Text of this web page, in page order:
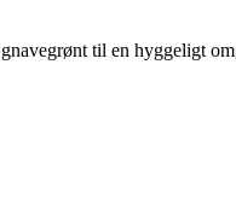
gnavegrønt til en hyggeligt